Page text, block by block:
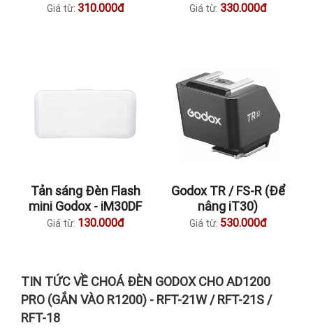
Giá từ: 310.000đ Giá từ: 330.000đ
Tản sáng Đèn Flash
mini Godox - iM30DF
Giá từ: 130.000đ
Godox TR / FS-R (Để
nâng iT30)
Giá từ: 530.000đ
TIN TỨC VỀ CHOÁ ĐÈN GODOX CHO AD1200
PRO (GẮN VÀO R1200) - RFT-21W / RFT-21S /
RFT-18